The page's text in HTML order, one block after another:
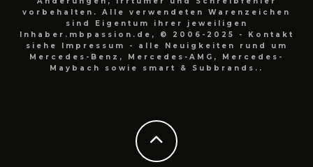
vorbehalten. Alle verwendeten Warenzeichen
sind Eigentum ihrer jeweiligen
Inhaber.mbpassion.de, © 2006-2025 - Kontakt
siehe Impressum - alle Neuigkeiten rund um
Mercedes-Benz, Mercedes-AMG, Mercedes-
Maybach sowie smart & Subbrands..